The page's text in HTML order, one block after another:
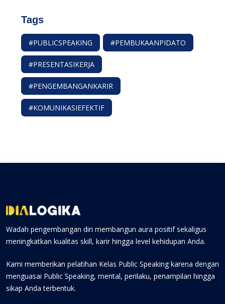
Tags
#PUBLICSPEAKING #PEMBUKAANPIDATO
#PRESENTASIKERJA
#PENGEMBANGANKARIR
#KOMUNIKASIEFEKTIF
Wadah pengembangan diri membangun aura positif sekaligus
meningkatkan kualitas skill, karir hingga level kehidupan Anda.
Kami memberikan pelatihan Kelas Public Speaking karena dengan
menguasai Public Speaking, mental, perilaku, penampilan hingga
sikap Anda terbentuk.